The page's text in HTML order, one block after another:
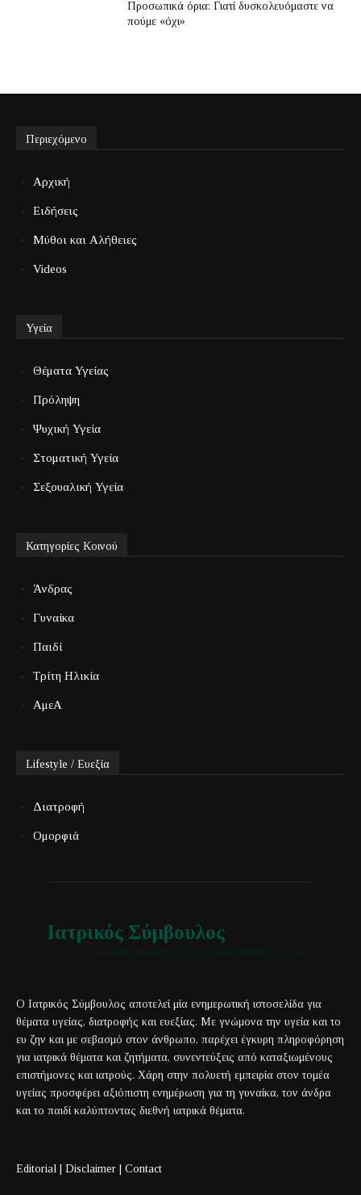
Προσωπικά όρια: Γιατί δυσκολευόμαστε να
πούμε «όχι»
Περιεχόμενο
Αρχική
Ειδήσεις
Μύθοι και Αλήθειες
Videos
Υγεία
Θέματα Υγείας
Πρόληψη
Ψυχική Υγεία
Στοματική Υγεία
Σεξουαλική Υγεία
Κατηγορίες Κοινού
Άνδρας
Γυναίκα
Παιδί
Τρίτη Ηλικία
ΑμεΑ
Lifestyle / Ευεξία
Διατροφή
Ομορφιά
Ιατρικός Σύμβουλος
Ο Ιατρικός Σύμβουλος αποτελεί μία ενημερωτική ιστοσελίδα για
θέματα υγείας, διατροφής και ευεξίας. Με γνώμονα την υγεία και το
ευ ζην και με σεβασμό στον άνθρωπο, παρέχει έγκυρη πληροφόρηση
για ιατρικά θέματα και ζητήματα, συνεντεύξεις από καταξιωμένους
επιστήμονες και ιατρούς. Χάρη στην πολυετή εμπειρία στον τομέα
υγείας προσφέρει αξιόπιστη ενημέρωση για τη γυναίκα, τον άνδρα
και το παιδί καλύπτοντας διεθνή ιατρικά θέματα.
Editorial | Disclaimer | Contact